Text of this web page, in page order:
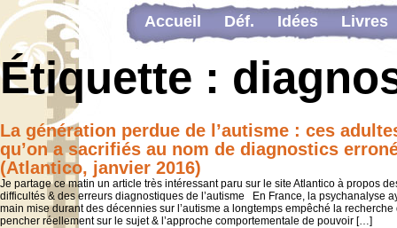
Accueil Déf. Idées
Livres
The last…
Étiquette :
La génération perdue de l’autisme : ces
qu’on a sacrifiés au nom de diagnostics
(Atlantico, janvier 2016)
Je partage ce matin un article très intéressant paru sur le site Atlantico à propos
difficultés & des erreurs diagnostiques de l’autisme En France, la psychanalyse
main mise durant des décennies sur l’autisme a longtemps empêché la recherche
pencher réellement sur le sujet & l’approche comportementale de pouvoir […]